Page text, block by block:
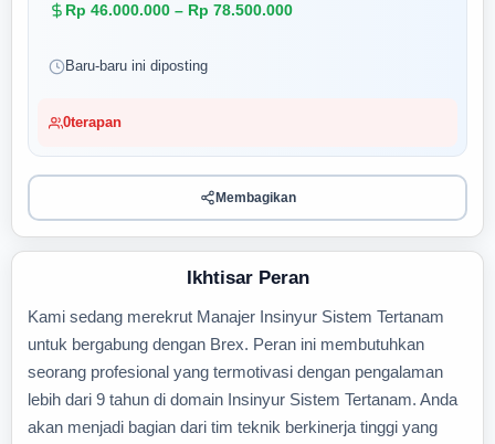
Rp 46.000.000 – Rp 78.500.000
Baru-baru ini diposting
0terapan
Membagikan
Ikhtisar Peran
Kami sedang merekrut Manajer Insinyur Sistem Tertanam
untuk bergabung dengan Brex. Peran ini membutuhkan
seorang profesional yang termotivasi dengan pengalaman
lebih dari 9 tahun di domain Insinyur Sistem Tertanam. Anda
akan menjadi bagian dari tim teknik berkinerja tinggi yang